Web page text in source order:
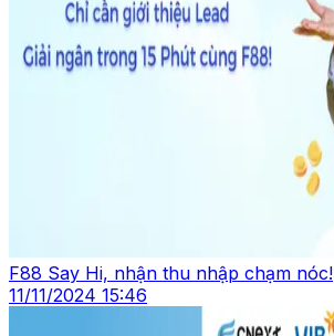
F88 Say Hi, nhận thu nhập chạm nóc!
11/11/2024 15:46